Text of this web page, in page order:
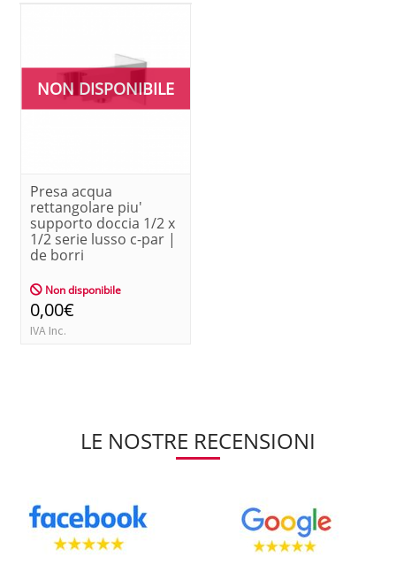
NON DISPONIBILE
Presa acqua
rettangolare piu'
supporto doccia 1/2 x
1/2 serie lusso c-par |
de borri
Non disponibile
0,00€
IVA Inc.
LE NOSTRE RECENSIONI